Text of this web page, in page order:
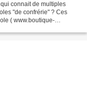
connait de multiples
"de confrérie" ? Ces
( www.boutique-